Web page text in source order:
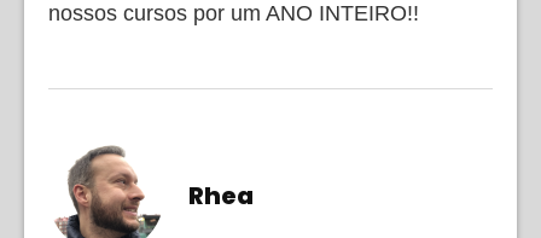
nossos cursos por um ANO INTEIRO!!
Rhea